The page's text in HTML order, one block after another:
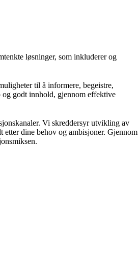
løsninger, som inkluderer og
til å informere, begeistre,
og godt innhold, gjennom effektive
Vi skreddersyr utvikling av
etter dine behov og ambisjoner. Gjennom